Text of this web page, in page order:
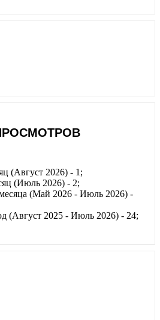
(Август 2026) - 1;
(Июль 2026) - 2;
(Май 2026 - Июль 2026) -
(Август 2025 - Июль 2026) - 24;